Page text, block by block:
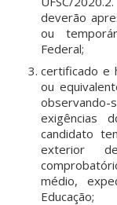
deverão
ou
Federal;
certificado e
ou
exigências
candidato
exterior
médio,
Educação;